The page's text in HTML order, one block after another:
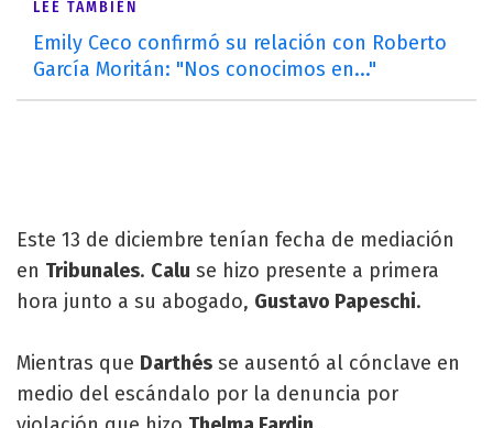
LEÉ TAMBIÉN
Emily Ceco confirmó su relación con Roberto
García Moritán: "Nos conocimos en..."
Este 13 de diciembre tenían fecha de mediación
en Tribunales. Calu se hizo presente a primera
hora junto a su abogado, Gustavo Papeschi.
Mientras que Darthés se ausentó al cónclave en
medio del escándalo por la denuncia por